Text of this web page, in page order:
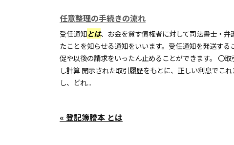
任意整理の手続きの流れ
受任通知とは、お金を貸す債権者に対して司法書士・
たことを知らせる通知をいいます。受任通知を発送する
促や以後の請求をいったん止めることができます。 〇
し計算 開示された取引履歴をもとに、正しい利息でこ
し、どれ...
« 登記簿謄本 とは